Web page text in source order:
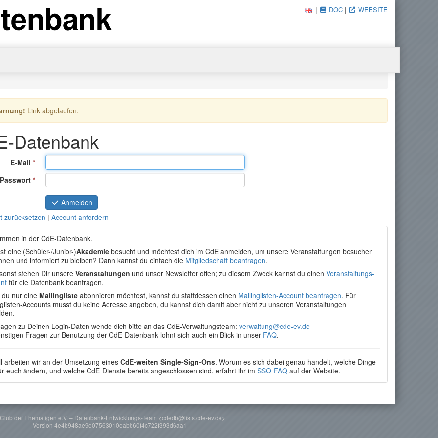
| DOC | WEBSITE
Link abgelaufen.
Datenbank
E-Mail(Pflichtfeld)
Passwort(Pflichtfeld)
Anmelden
zurücksetzen | Account anfordern
in der CdE-Datenbank.
eine (Schüler-/Junior-)Akademie besucht und möchtest dich im CdE anmelden, um unsere Veranstaltungen besuchen
und informiert zu bleiben? Dann kannst du einfach die Mitgliedschaft beantragen.
stehen Dir unsere Veranstaltungen und unser Newsletter offen; zu diesem Zweck kannst du einen Veranstaltungs-
für die Datenbank beantragen.
du nur eine Mailingliste abonnieren möchtest, kannst du stattdessen einen Mailinglisten-Account beantragen. Für
Accounts musst du keine Adresse angeben, du kannst dich damit aber nicht zu unseren Veranstaltungen
zu Deinen Login-Daten wende dich bitte an das CdE-Verwaltungsteam: verwaltung@cde-ev.de
Fragen zur Benutzung der CdE-Datenbank lohnt sich auch ein Blick in unser FAQ.
arbeiten wir an der Umsetzung eines CdE-weiten Single-Sign-Ons. Worum es sich dabei genau handelt, welche Dinge
euch ändern, und welche CdE-Dienste bereits angeschlossen sind, erfahrt ihr im SSO-FAQ auf der Website.
Club der Ehemaligen e.V. – Datenbank-Entwicklungs-Team <cdedb@lists.cde-ev.de>
Version 4e4b948ae9e07563010eabb60f4c722f393d6aa1